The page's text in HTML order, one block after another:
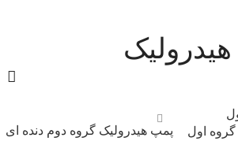
هیدرولیک
اول پمپ هیدرولیک گروه دوم دنده ای